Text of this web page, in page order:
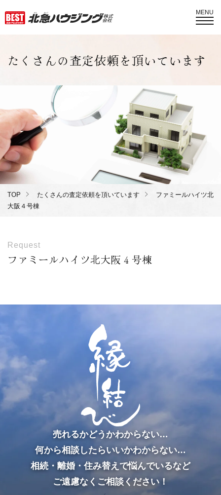
MENU
たくさんの査定依頼を頂いています
TOP たくさんの査定依頼を頂いています
ファミールハイツ北
大阪４号棟
Request
ファミールハイツ北大阪４号棟
売れるかどうかわからない…
何から相談したらいいかわからない…
相続・離婚・住み替えで悩んでいるなど
ご遠慮なくご相談ください！